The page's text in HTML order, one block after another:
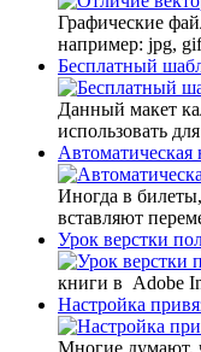
Графические
например: jpg,
Бесплатный
Данный макет
использовать
Автоматическая
Иногда в
вставляют
Урок верстки
книги в Adobe
Настройка
Многие думают,